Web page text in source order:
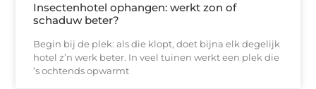
Insectenhotel ophangen: werkt zon of
schaduw beter?
Begin bij de plek: als die klopt, doet bijna elk degelijk
hotel z’n werk beter. In veel tuinen werkt een plek die
’s ochtends opwarmt